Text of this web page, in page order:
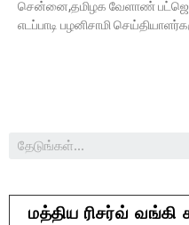
சென்னை,தமிழக வேளாண் பட்ஜெட்
எடப்பாடி பழனிசாமி
மத்திய ரிசர்வ் வங்கி